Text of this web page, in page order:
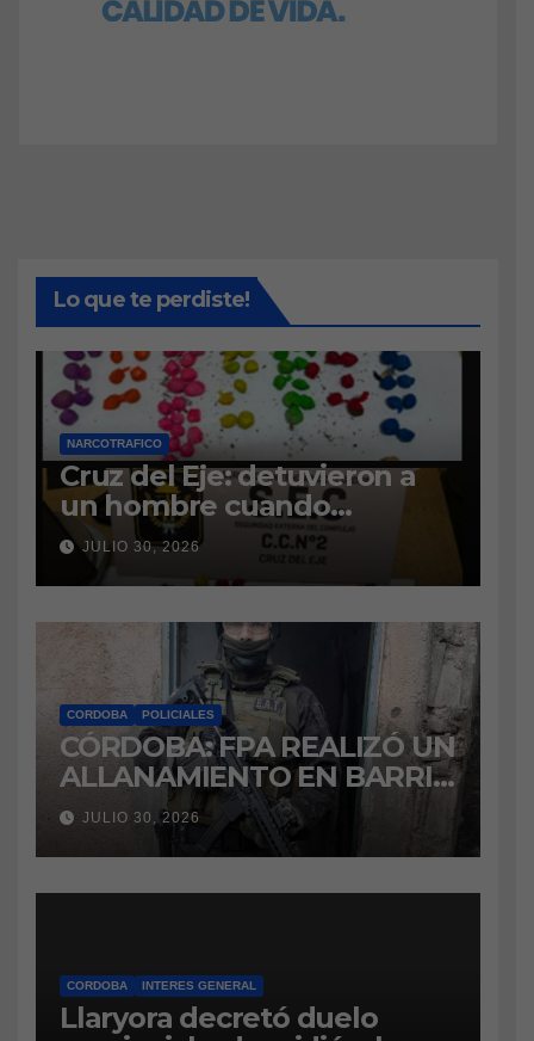
Lo que te perdiste!
NARCOTRAFICO
Cruz del Eje: detuvieron a
un hombre cuando
intentaba ingresar
marihuana a la cárcel
JULIO 30, 2026
CORDOBA POLICIALES
CÓRDOBA: FPA REALIZÓ UN
ALLANAMIENTO EN BARRIO
VILLA BOEDO
RELACIONADO CON UNA
CAUSA DE DROGAS EN LA
CÁRCEL DE BOUWER
JULIO 30, 2026
CORDOBA INTERES GENERAL
Llaryora decretó duelo